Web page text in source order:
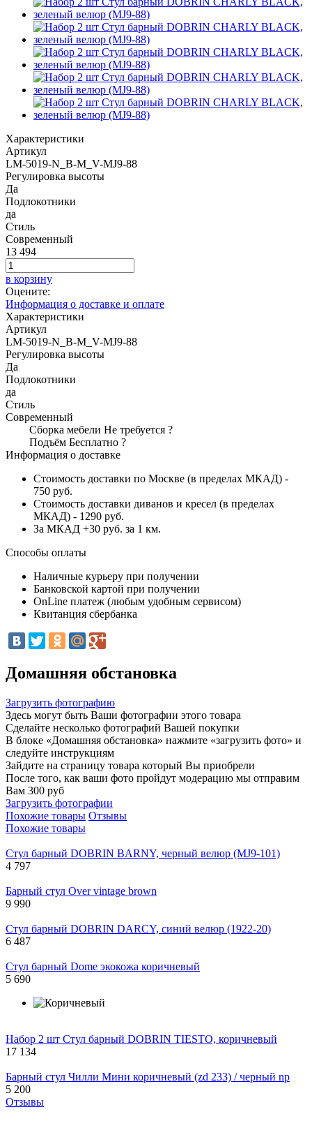
Характеристики
Артикул
LM-5019-N_B-M_V-MJ9-88
Регулировка высоты
Да
Подлокотники
да
Стиль
Современный
13 494
в корзину
Оцените:
Информация о доставке и оплате
Характеристики
Артикул
LM-5019-N_B-M_V-MJ9-88
Регулировка высоты
Да
Подлокотники
да
Стиль
Современный
Сборка мебели Не требуется ?
Подъём Бесплатно ?
Информация о доставке
Стоимость доставки по Москве (в пределах МКАД) -
750 руб.
Стоимость доставки диванов и кресел (в пределах
МКАД) - 1290 руб.
За МКАД +30 руб. за 1 км.
Способы оплаты
Наличные курьеру при получении
Банковской картой при получении
OnLine платеж (любым удобным сервисом)
Квитанция сбербанка
Домашняя обстановка
Загрузить фотографию
Здесь могут быть Ваши фотографии этого товара
Сделайте несколько фотографий Вашей покупки
В блоке «Домашняя обстановка» нажмите «загрузить фото» и
следуйте инструкциям
Зайдите на страницу товара который Вы приобрели
После того, как ваши фото пройдут модерацию мы отправим
Вам 300 руб
Загрузить фотографии
Похожие товары Отзывы
Похожие товары
Стул барный DOBRIN BARNY, черный велюр (MJ9-101)
4 797
Барный стул Over vintage brown
9 990
Стул барный DOBRIN DARCY, синий велюр (1922-20)
6 487
Стул барный Dome экокожа коричневый
5 690
Набор 2 шт Стул барный DOBRIN TIESTO, коричневый
17 134
Барный стул Чилли Мини коричневый (zd 233) / черный np
5 200
Отзывы